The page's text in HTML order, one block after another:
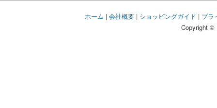
ホーム | 会社概要| ショッピングガイド | プラ
Copyright ©